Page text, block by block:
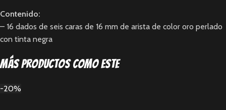
Contenido:
– 16 dados de seis caras de 16 mm de arista de color oro perlado
con tinta negra
Más productos como este
-20%